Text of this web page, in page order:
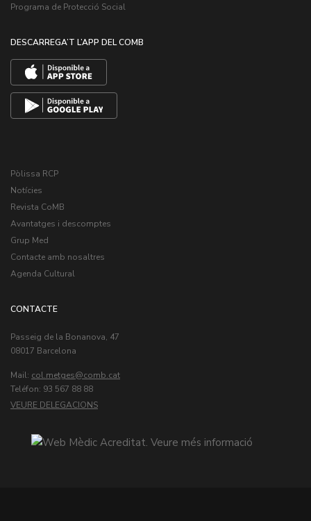
Programa de Protecció Social
DESCARREGA’T L’APP DEL COMB
Pòlissa RCP
Notícies
Revista CoMB
Avantatges i descomptes
Grup Med
Contacte amb nosaltres
Agenda Cultural
CONTACTE
Passeig de la Bonanova, 47
08017 Barcelona
Mail: col.metges
Teléfon: 93 567 88 88
VEURE DELEGACIONS